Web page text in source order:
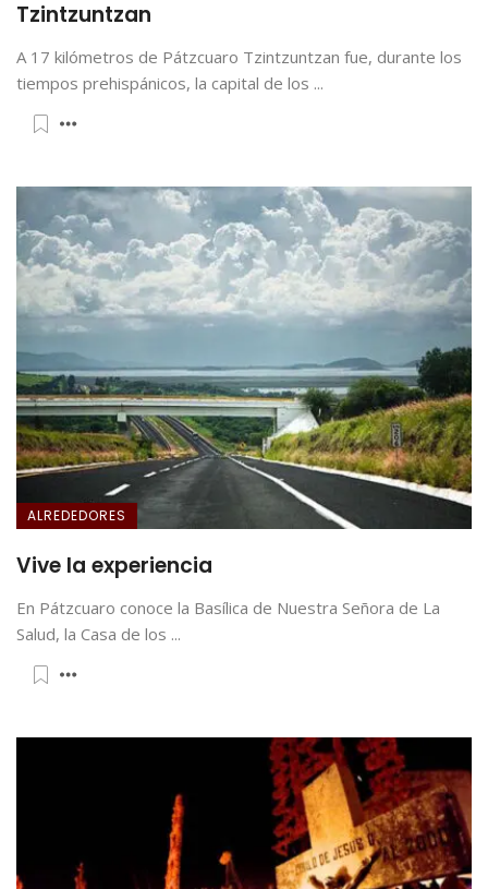
Tzintzuntzan
A 17 kilómetros de Pátzcuaro Tzintzuntzan fue, durante los
tiempos prehispánicos, la capital de los ...
ALREDEDORES
Vive la experiencia
En Pátzcuaro conoce la Basílica de Nuestra Señora de La
Salud, la Casa de los ...